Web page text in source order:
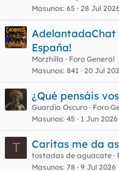
Masunos 65 28 Jul
España!
Morzhilla
Foro General
Masunos 841 20 Jul
¿Qué pensáis
Guardia Oscuro
Foro
Masunos 45 1 Jun 2026
T Caritas me da
tostadas de aguacate
Masunos 78 9 Jul 2026